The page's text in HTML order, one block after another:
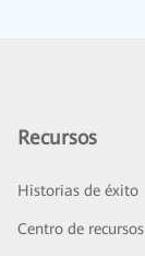
Recursos
Historias de éxito
Centro de recursos